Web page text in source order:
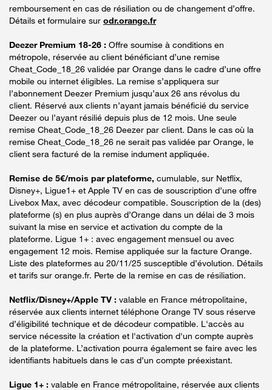
remboursement en cas de résiliation ou de changement d’offre.
Détails et formulaire sur odr.orange.fr
Deezer Premium 18-26 : Offre soumise à conditions en
métropole, réservée au client bénéficiant d’une remise
Cheat_Code_18_26 validée par Orange dans le cadre d’une offre
mobile ou internet éligibles. La remise s’appliquera sur
l’abonnement Deezer Premium jusqu’aux 26 ans révolus du
client. Réservé aux clients n’ayant jamais bénéficié du service
Deezer ou l’ayant résilié depuis plus de 12 mois. Une seule
remise Cheat_Code_18_26 Deezer par client. Dans le cas où la
remise Cheat_Code_18_26 ne serait pas validée par Orange, le
client sera facturé de la remise indument appliquée.
Remise de 5€/mois par plateforme, cumulable, sur Netflix,
Disney+, Ligue1+ et Apple TV en cas de souscription d’une offre
Livebox Max, avec décodeur compatible. Souscription de la (des)
plateforme (s) en plus auprès d’Orange dans un délai de 3 mois
suivant la mise en service et activation du compte de la
plateforme. Ligue 1+ : avec engagement mensuel ou avec
engagement 12 mois. Remise appliquée sur la facture Orange.
Liste des plateformes au 20/11/25 susceptible d’évolution. Détails
et tarifs sur orange.fr. Perte de la remise en cas de résiliation.
Netflix/Disney+/Apple TV : valable en France métropolitaine,
réservée aux clients internet téléphone Orange TV sous réserve
d’éligibilité technique et de décodeur compatible. L'accès au
service nécessite la création et l'activation d'un compte auprès
de la plateforme. L’activation pourra également se faire avec les
identifiants habituels dans le cas d’un compte préexistant.
Ligue 1+ : valable en France métropolitaine, réservée aux clients